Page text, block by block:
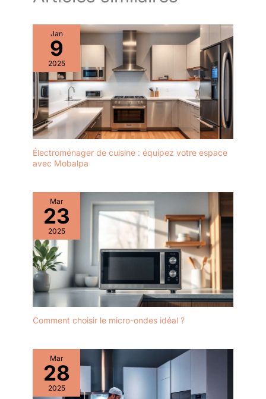
Jan
9
2025
Électroménager de cuisine : équipez votre espace
avec Mobalpa
Mar
23
2025
Comment choisir le micro-ondes idéal ?
Mar
28
2025